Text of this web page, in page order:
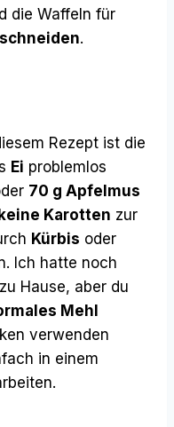
die Waffeln für
.
Rezept ist die
Ei problemlos
70 g Apfelmus
Karotten zur
Kürbis oder
Ich hatte noch
zu Hause, aber du
Mehl
verwenden
in einem